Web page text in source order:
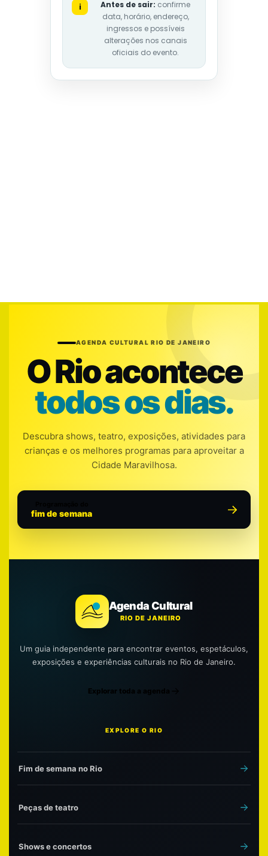
i Antes de sair: confirme
data, horário, endereço,
ingressos e possíveis
alterações nos canais
oficiais do evento.
AGENDA CULTURAL RIO DE JANEIRO
O Rio acontece
todos os dias.
Descubra shows, teatro, exposições, atividades para
crianças e os melhores programas para aproveitar a
Cidade Maravilhosa.
fim de semana
Agenda Cultural
RIO DE JANEIRO
Um guia independente para encontrar eventos, espetáculos,
exposições e experiências culturais no Rio de Janeiro.
Explorar toda a agenda
EXPLORE O RIO
Fim de semana no Rio
Peças de teatro
Shows e concertos